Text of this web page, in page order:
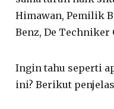
Himawan, Pemilik
Benz, De Techniker
Ingin tahu seperti
ini? Berikut